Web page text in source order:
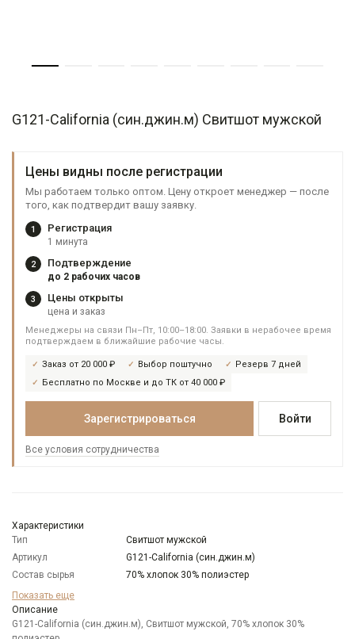
G121-California (син.джин.м) Свитшот мужской
Цены видны после регистрации
Мы работаем только оптом. Цену откроет менеджер — после
того, как подтвердит вашу заявку.
1 Регистрация
1 минута
2 Подтверждение
до 2 рабочих часов
3 Цены открыты
цена и заказ
Менеджеры на связи Пн–Пт, 10:00–18:00. Заявки в нерабочее время
подтверждаем в ближайшие рабочие часы.
Заказ от 20 000 ₽ Выбор поштучно
Резерв 7 дней
Бесплатно по Москве и до ТК от 40 000 ₽
Зарегистрироваться Войти
Все условия сотрудничества
Характеристики
Тип
Свитшот мужской
Артикул
G121-California (син.джин.м)
Состав сырья
70% хлопок 30% полиэстер
Бренд
Особенности
ткани
Показать еще
Описание
G121-California (син.джин.м), Свитшот мужской, 70% хлопок 30%